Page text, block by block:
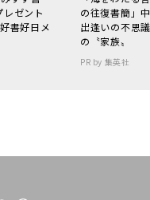
ゼント
書好日メ
の往復書簡」
出逢いの不思
の〝家族〟
PR by 集英社